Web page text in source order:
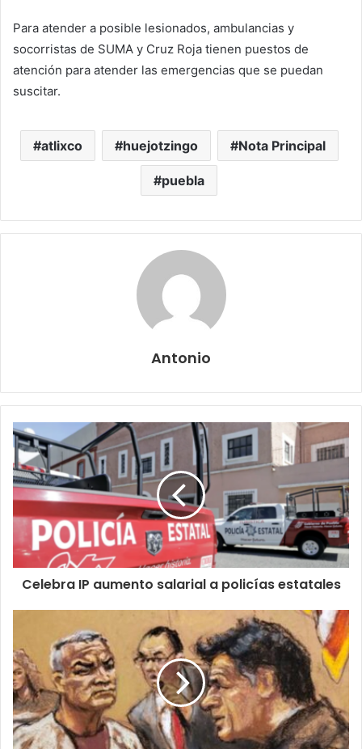
Para atender a posible lesionados, ambulancias y
socorristas de SUMA y Cruz Roja tienen puestos de
atención para atender las emergencias que se puedan
suscitar.
atlixco huejotzingo Nota Principal
puebla
Antonio
Celebra IP aumento salarial a policías estatales